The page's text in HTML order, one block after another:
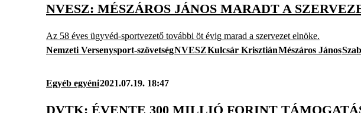
NVESZ: MÉSZÁROS JÁNOS MARADT A
Az 58 éves ügyvéd-sportvezető további öt évig marad a szervezet elnöke.
Nemzeti Versenysport-szövetségNVESZKulcsár KrisztiánMészáros János
Egyéb egyéni2021.07.19. 18:47
DVTK: ÉVENTE 300 MILLIÓ FORINT